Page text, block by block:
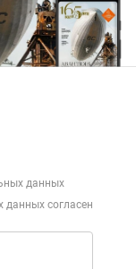
данных
данных согласен